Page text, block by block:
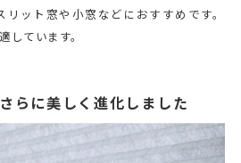
ット窓や小窓などにおすすめです。
しています。
らに美しく進化しました